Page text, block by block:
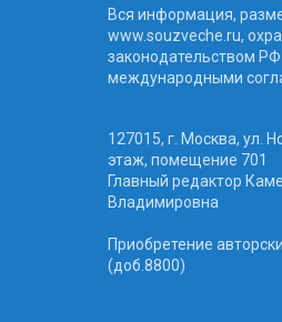
Вся информация,
www.souzveche.ru,
законодательством
международными
127015, г. Москва, ул.
этаж, помещение 701
Главный редактор
Владимировна
Приобретение
(доб.8800)